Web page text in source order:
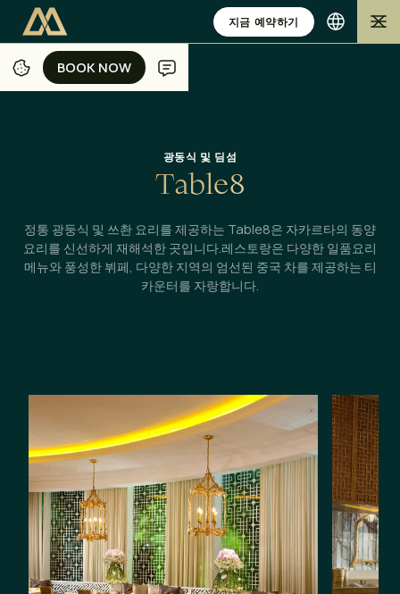
BOOK NOW
BOOK NOW
지금 예약하기
홈 자카르타/다이닝/TABLE8
광동식 및 딤섬
Table8
정통 광둥식 및 쓰촨 요리를 제공하는 Table8은 자카르타의 동양
요리를 신선하게 재해석한 곳입니다.레스토랑은 다양한 일품요리
메뉴와 풍성한 뷔페, 다양한 지역의 엄선된 중국 차를 제공하는 티
카운터를 자랑합니다.